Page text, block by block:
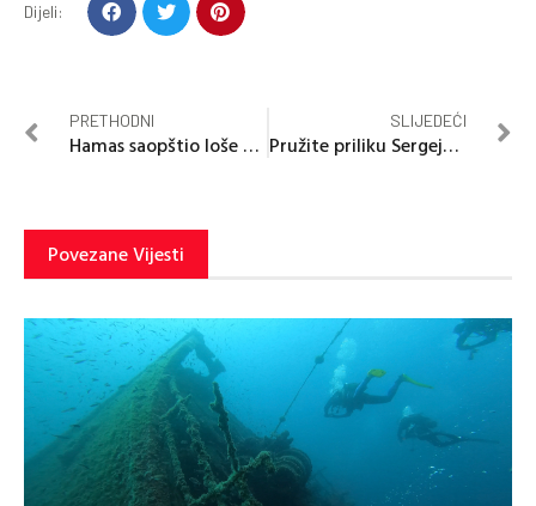
Dijeli:
PRETHODNI
Hamas saopštio loše vijesti
SLIJEDEĆI
Pružite priliku Sergeju za liječenje u Moskvi
Povezane Vijesti